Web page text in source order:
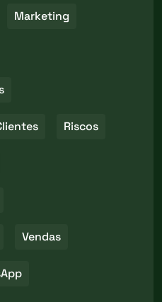
Marketing
Riscos
Vendas